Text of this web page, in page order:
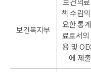
보건복지부
책 수립
요한 통
료로서
용 및
에 제출